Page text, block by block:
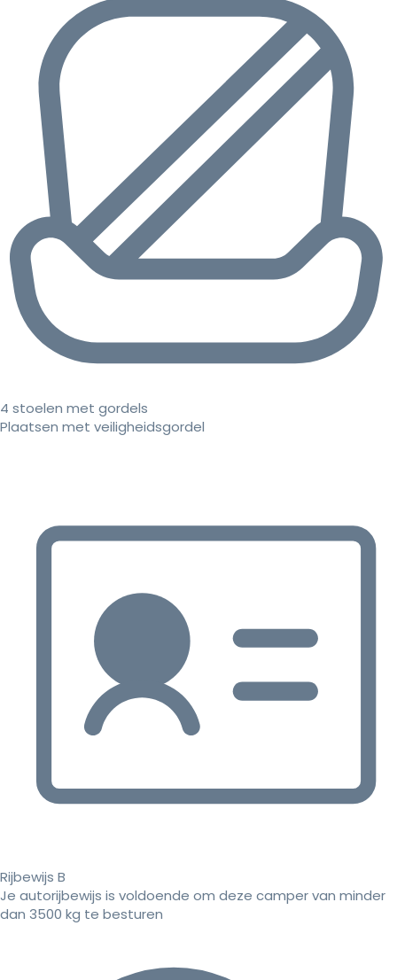
4 stoelen met gordels
Plaatsen met veiligheidsgordel
Rijbewijs B
Je autorijbewijs is voldoende om deze camper van minder
dan 3500 kg te besturen